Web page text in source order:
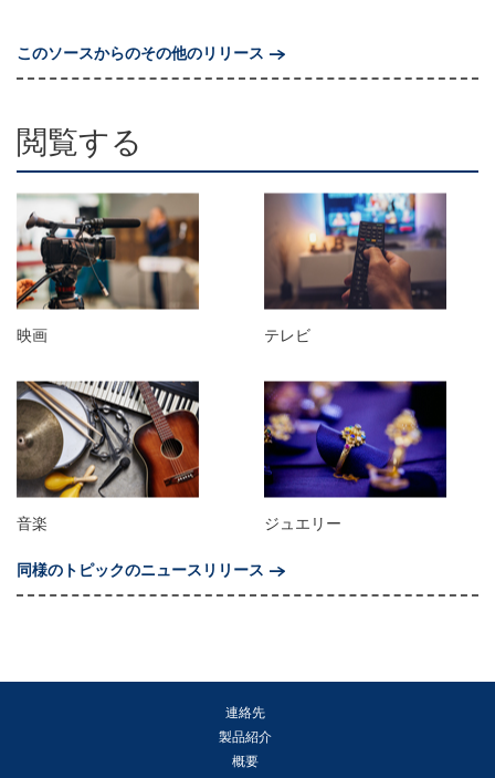
このソースからのその他のリリース
閲覧する
映画 テレビ
音楽
ジュエリー
同様のトピックのニュースリリース
連絡先
製品紹介
概要